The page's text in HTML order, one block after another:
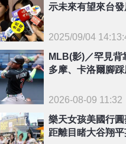
示未來有望來台發
2025/09/04
MLB(影)／罕見背
多摩、卡洛爾腳
2026-08-09 11:32
樂天女孩美國行
距離目睹大谷翔